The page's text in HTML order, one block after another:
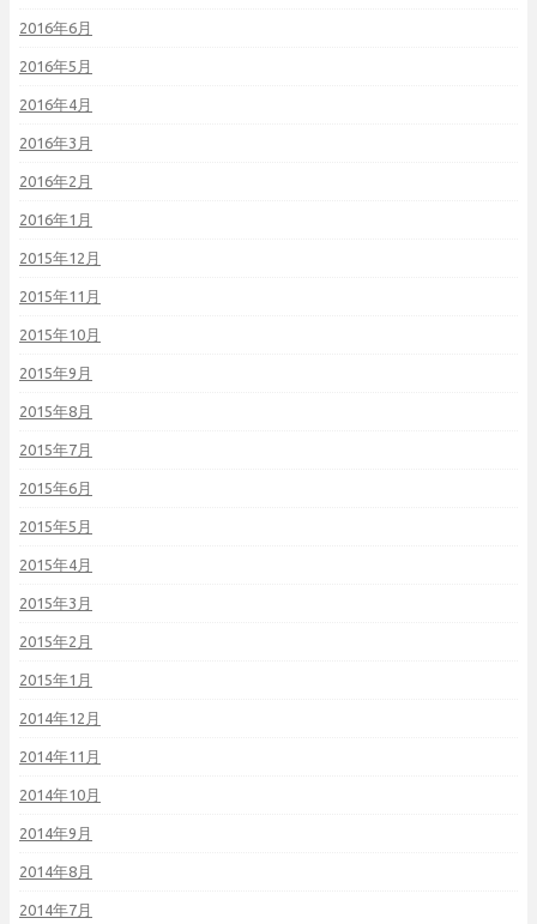
2016年6月
2016年5月
2016年4月
2016年3月
2016年2月
2016年1月
2015年12月
2015年11月
2015年10月
2015年9月
2015年8月
2015年7月
2015年6月
2015年5月
2015年4月
2015年3月
2015年2月
2015年1月
2014年12月
2014年11月
2014年10月
2014年9月
2014年8月
2014年7月